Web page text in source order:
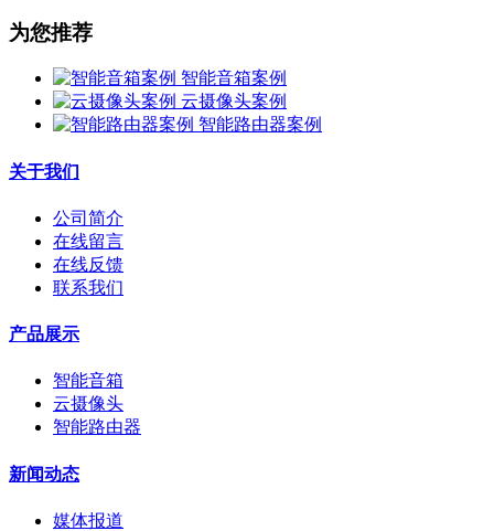
为您推荐
智能音箱案例
云摄像头案例
智能路由器案例
关于我们
公司简介
在线留言
在线反馈
联系我们
产品展示
智能音箱
云摄像头
智能路由器
新闻动态
媒体报道